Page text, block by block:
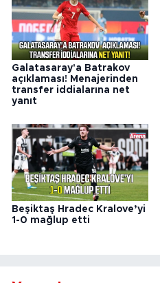
Galatasaray'a Batrakov
açıklaması! Menajerinden
transfer iddialarına net
yanıt
Beşiktaş Hradec Kralove’yi
1-0 mağlup etti